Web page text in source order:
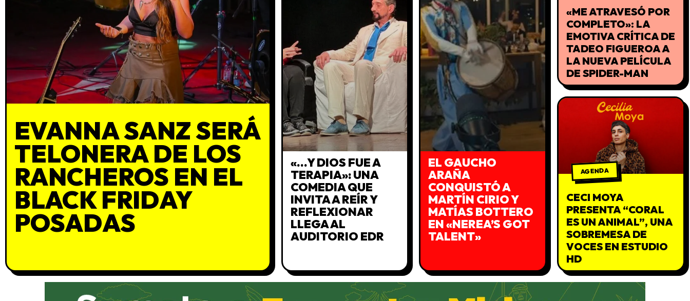
EVANNA SANZ SERÁ
TELONERA DE LOS
RANCHEROS EN EL
BLACK FRIDAY
POSADAS
«…Y DIOS FUE A
TERAPIA»: UNA
COMEDIA QUE
INVITA A REÍR Y
REFLEXIONAR
LLEGA AL
AUDITORIO EDR
EL GAUCHO
ARAÑA
CONQUISTÓ A
MARTÍN CIRIO Y
MATÍAS BOTTERO
EN «NEREA’S GOT
TALENT»
«ME ATRAVESÓ POR
COMPLETO»: LA
EMOTIVA CRÍTICA DE
TADEO FIGUEROA A
LA NUEVA PELÍCULA
DE SPIDER-MAN
AGENDA
CECI MOYA
PRESENTA “CORAL
ES UN ANIMAL”, UNA
SOBREMESA DE
VOCES EN ESTUDIO
HD